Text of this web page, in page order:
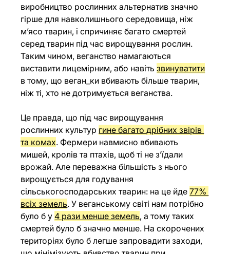
виробництво рослинних альтернатив значно
гірше для навколишнього середовища, ніж
м’ясо тварин, і спричиняє багато смертей
серед тварин під час вирощування рослин.
Таким чином, веганство намагаються
виставити лицемірним, або навіть звинуватити
в тому, що веган_ки вбивають більше тварин,
ніж ті, хто не дотримується веганства.
Це правда, що під час вирощування
рослинних культур гине багато дрібних звірів
та комах. Фермери навмисно вбивають
мишей, кролів та птахів, щоб ті не з’їдали
врожай. Але переважна більшість з нього
вирощується для годування
сільськогосподарських тварин: на це йде 77%
всіх земель. У веганському світі нам потрібно
було б у 4 рази менше земель, а тому таких
смертей було б значно менше. На скорочених
територіях було б легше запровадити заходи,